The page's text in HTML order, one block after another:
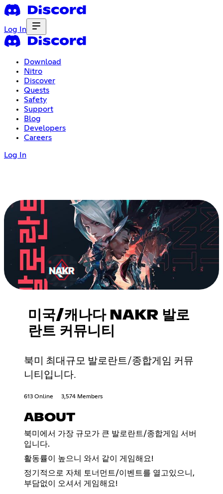
Log In
Download
Nitro
Discover
Quests
Safety
Support
Blog
Developers
Careers
Log In
미국/캐나다 NAKR 발로
란트 커뮤니티
북미 최대규모 발로란트/종합게임 커뮤
니티입니다.
613 Online 3,574 Members
ABOUT
북미에서 가장 규모가 큰 발로란트/종합게임 서버
입니다.
활동률이 높으니 와서 같이 게임해요!
정기적으로 자체 토너먼트/이벤트를 열고있으니,
부담없이 오셔서 게임해요!